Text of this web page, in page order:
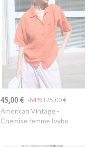
45,00 € 125,00 €
-64%
American Vintage -
Chemise femme Ivybo